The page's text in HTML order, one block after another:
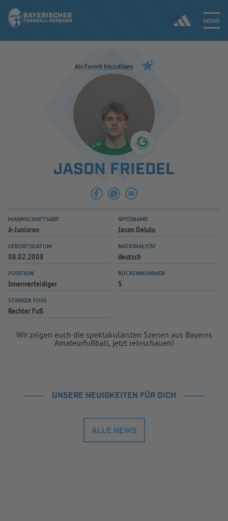
MENÜ
Jetzt einloggen
ERGEBNISSE & WETTBEWERBE
SPIELBETRIEB & VERBANDSLEBEN
AUSBILDUNG & FÖRDERUNG
SPIELPLUS
Als Favorit hinzufügen
JASON FRIEDEL
MANNSCHAFTSART
A-Junioren
SPITZNAME
Jason Delulu
GEBURTSDATUM
08.02.2008
NATIONALITÄT
deutsch
POSITION
Innenverteidiger
RÜCKENNUMMER
5
STARKER FUSS
Rechter Fuß
Wir zeigen euch die spektakulärsten Szenen aus Bayerns
Amateurfußball, jetzt reinschauen!
UNSERE NEUIGKEITEN FÜR DICH
ALLE NEWS